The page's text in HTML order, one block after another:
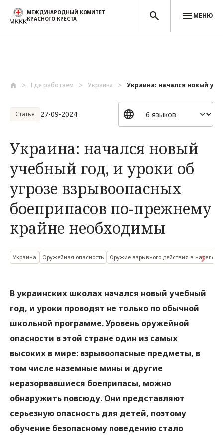
МЕЖДУНАРОДНЫЙ КОМИТЕТ
КРАСНОГО КРЕСТА
МЕНЮ
Где работаем Украина Украина: начался новый
Статья 27-09-2024
Украина: начался новый
учебный год, и уроки об
угрозе взрывоопасных
боеприпасов по-прежнему
крайне необходимы
Украина Оружейная опасность Оружие взрывного действия в
В украинских школах начался новый учебный
год, и уроки проводят не только по обычной
школьной программе. Уровень оружейной
опасности в этой стране один из самых
высоких в мире: взрывоопасные предметы, в
том числе наземные мины и другие
неразорвавшиеся боеприпасы, можно
обнаружить повсюду. Они представляют
серьезную опасность для детей, поэтому
обучение безопасному поведению стало